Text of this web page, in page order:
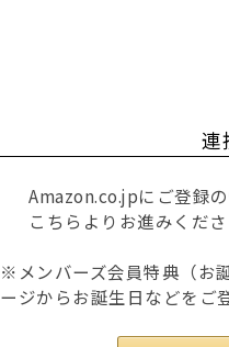
連
Amazon.co.jpにご登録
こちらよりお進みくださ
※メンバーズ会員特典（お
ージからお誕生日などをご